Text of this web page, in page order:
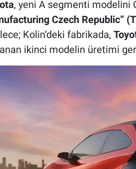
, yeni A segmenti modelini
Czech Republic”
Kolin’deki fabrikada,
ikinci modelin üretimi